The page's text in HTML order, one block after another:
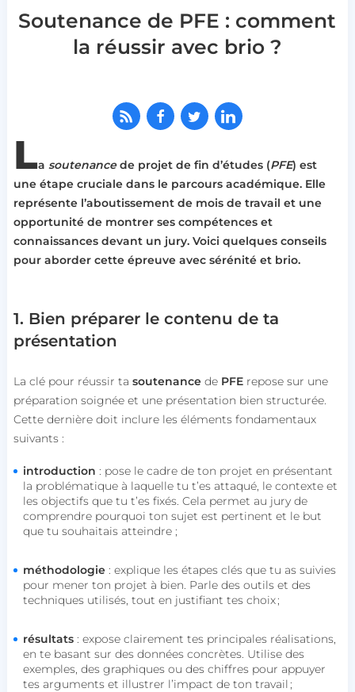
Soutenance de PFE : comment
la réussir avec brio ?
La soutenancede projet de fin d’études (PFE) est
une étape cruciale dans le parcours académique. Elle
représente l’aboutissement de mois de travail et une
opportunité de montrer ses compétences et
connaissances devant un jury. Voici quelques conseils
pour aborder cette épreuve avec sérénité et brio.
1. Bien préparer le contenu de ta
présentation
La clé pour réussir ta soutenancede PFErepose sur une
préparation soignée et une présentation bien structurée.
Cette dernière doit inclure les éléments fondamentaux
suivants :
introduction : pose le cadre de ton projet en présentant
la problématique à laquelle tu t’es attaqué, le contexte et
les objectifs que tu t’es fixés. Cela permet au jury de
comprendre pourquoi ton sujet est pertinent et le but
que tu souhaitais atteindre ;
méthodologie: explique les étapes clés que tu as suivies
pour mener ton projet à bien. Parle des outils et des
techniques utilisés, tout en justifiant tes choix ;
résultats: expose clairement tes principales réalisations,
en te basant sur des données concrètes. Utilise des
exemples, des graphiques ou des chiffres pour appuyer
tes arguments et illustrer l’impact de ton travail ;